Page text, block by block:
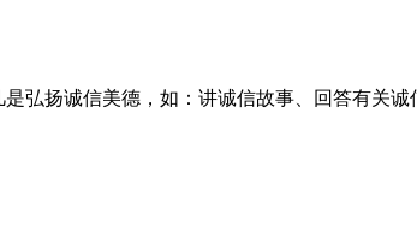
弘扬诚信美德，如：讲诚信故事、回答有关